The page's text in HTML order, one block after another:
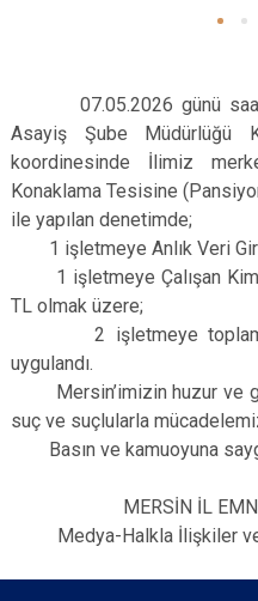
07.05.2026 günü saat
Asayiş Şube Müdürlüğü
koordinesinde İlimiz
Konaklama Tesisine
ile yapılan denetimde;
1 işletmeye Anlık Veri
1 işletmeye Çalışan
TL olmak üzere;
2 işletmeye toplam
uygulandı.
Mersin’imizin huzur ve
suç ve suçlularla
Basın ve kamuoyuna
MERSİN İL
Medya-Halkla İlişkiler